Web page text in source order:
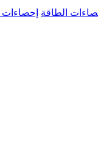
الطاقة إحصاءات